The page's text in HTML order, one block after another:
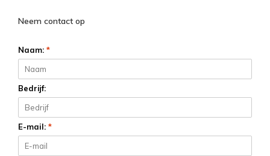
Neem contact op
Naam: *
Bedrijf:
E-mail: *